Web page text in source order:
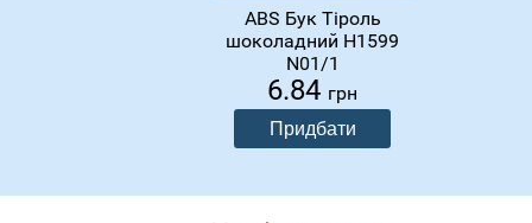
ABS Бук Тіроль
шоколадний Н1599
N01/1
6.84 грн